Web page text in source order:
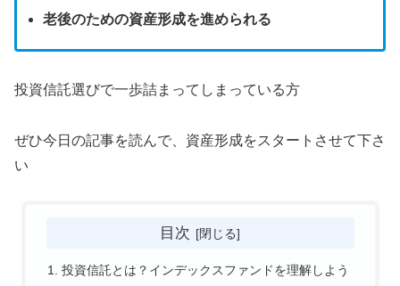
老後のための資産形成を進められる
投資信託選びで一歩詰まってしまっている方
ぜひ今日の記事を読んで、資産形成をスタートさせて下さ
い
目次
投資信託とは？インデックスファンドを理解しよう